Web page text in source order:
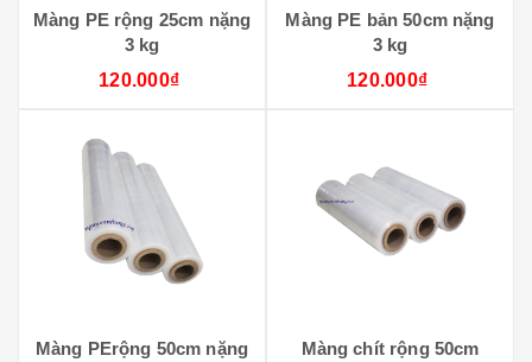
Màng PE rộng 25cm nặng
3 kg
120.000₫
Màng PE bản 50cm nặng
3 kg
120.000₫
Màng PErộng 50cm nặng
Màng chít rộng 50cm